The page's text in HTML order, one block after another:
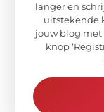
langer en
uitstekende
jouw blog met
knop